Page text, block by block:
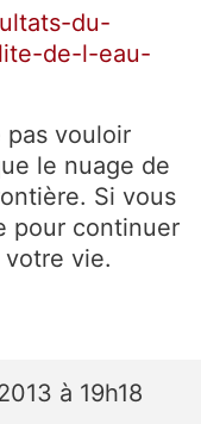
du-
de-l-eau-
pas vouloir
le nuage de
Si vous
pour continuer
vie.
à 19h18